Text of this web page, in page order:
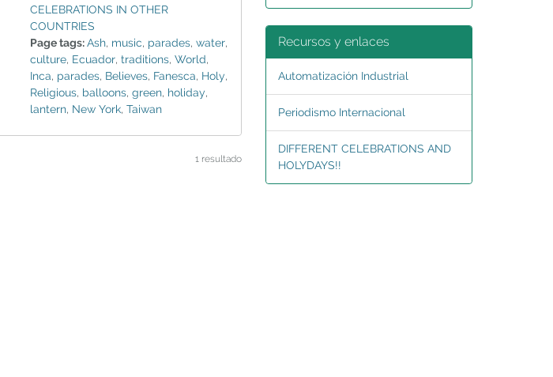
CELEBRATIONS IN OTHER
COUNTRIES
Page tags:Ash, music, parades, water,
culture, Ecuador, traditions, World,
Inca, parades, Believes, Fanesca, Holy,
Religious, balloons, green, holiday,
lantern, New York, Taiwan
1 resultado
Recursos y enlaces
Automatización Industrial
Periodismo Internacional
DIFFERENT CELEBRATIONS AND
HOLYDAYS!!